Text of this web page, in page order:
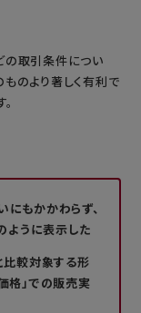
の取引条件につい
のより著しく有利で
もかかわらず、
ように表示した
比較対象する形
格」での販売実